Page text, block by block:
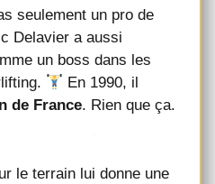
seulement un pro de
Delavier a aussi
un boss dans les
En 1990, il
de France. Rien que ça.
le terrain lui donne une